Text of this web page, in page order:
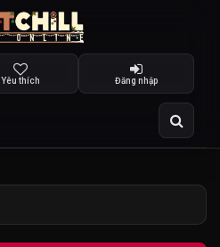
Yêu thích Đăng nhập